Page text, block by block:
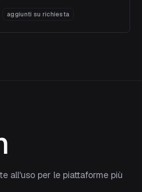
aggiunti su richiesta
all'uso per le piattaforme più